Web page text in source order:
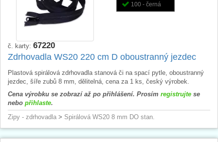
100 - černá
č. karty: 67220
Zdrhovadla WS20 220 cm D oboustranný jezdec
Plastová spirálová zdrhovadla stanová či na spací pytle, oboustranný
jezdec, šíře zubů 8 mm, dělitelná, cena za 1 ks, český výrobek.
Cena výrobku se zobrazí až po přihlášení. Prosím registrujte se
nebo přihlaste.
Zipy - zdrhovadla > Spirálová WS20 8 mm DO stan.